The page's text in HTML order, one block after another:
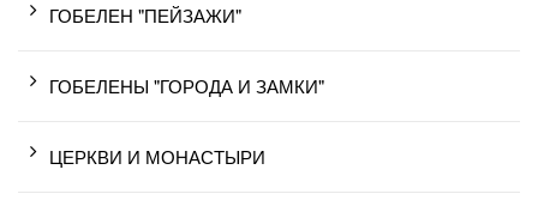
ГОБЕЛЕН "ПЕЙЗАЖИ"
ГОБЕЛЕНЫ "ГОРОДА И ЗАМКИ"
ЦЕРКВИ И МОНАСТЫРИ